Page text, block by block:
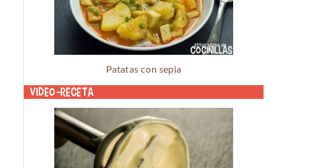
Patatas con sepia
Video-receta